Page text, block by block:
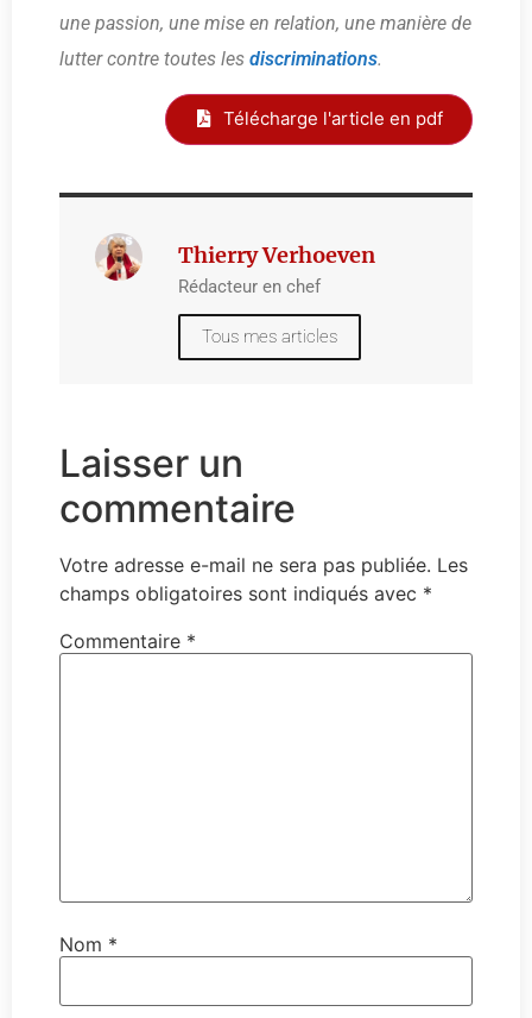
une passion, une mise en relation, une manière de
lutter contre toutes les discriminations.
Télécharge l'article en pdf
Thierry Verhoeven
Rédacteur en chef
Tous mes articles
Laisser un
commentaire
Votre adresse e-mail ne sera pas publiée. Les
champs obligatoires sont indiqués avec *
Commentaire *
Nom *